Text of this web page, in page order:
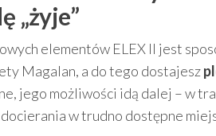
„żyje”
elementów ELEX II jest
Magalan, a do tego dostajesz
jego możliwości idą dalej – w
w trudno dostępne